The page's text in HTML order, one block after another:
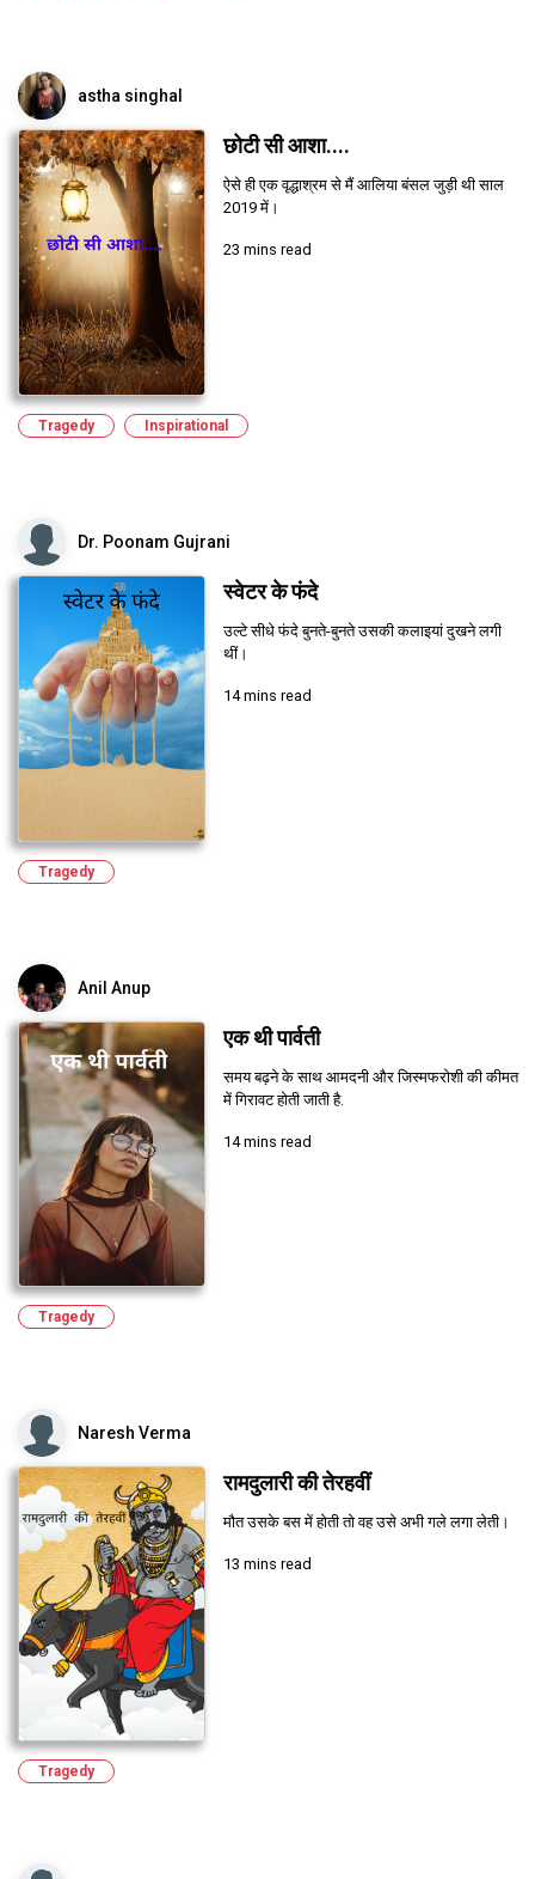
astha singhal
छोटी सी आशा....
ऐसे ही एक वृद्धाश्रम से मैं आलिया बंसल जुड़ी थी साल
2019 में।
23 mins read
Tragedy Inspirational
Dr. Poonam Gujrani
स्वेटर के फंदे
उल्टे सीधे फंदे बुनते-बुनते उसकी कलाइयां दुखने लगी
थीं।
14 mins read
Tragedy
Anil Anup
एक थी पार्वती
समय बढ़ने के साथ आमदनी और जिस्मफरोशी की कीमत
में गिरावट होती जाती है.
14 mins read
Tragedy
Naresh Verma
रामदुलारी की तेरहवीं
मौत उसके बस में होती तो वह उसे अभी गले लगा लेती।
13 mins read
Tragedy